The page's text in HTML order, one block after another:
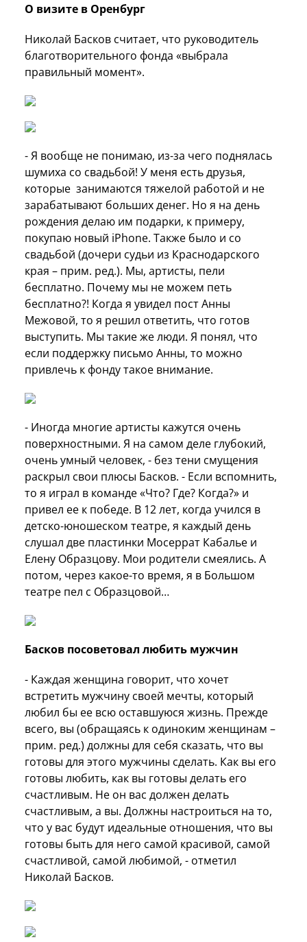
О визите в Оренбург
Николай Басков считает, что руководитель
благотворительного фонда «выбрала
правильный момент».
- Я вообще не понимаю, из-за чего поднялась
шумиха со свадьбой! У меня есть друзья,
которые занимаются тяжелой работой и не
зарабатывают больших денег. Но я на день
рождения делаю им подарки, к примеру,
покупаю новый iPhone. Также было и со
свадьбой (дочери судьи из Краснодарского
края – прим. ред.). Мы, артисты, пели
бесплатно. Почему мы не можем петь
бесплатно?! Когда я увидел пост Анны
Межовой, то я решил ответить, что готов
выступить. Мы такие же люди. Я понял, что
если поддержку письмо Анны, то можно
привлечь к фонду такое внимание.
- Иногда многие артисты кажутся очень
поверхностными. Я на самом деле глубокий,
очень умный человек, - без тени смущения
раскрыл свои плюсы Басков. - Если вспомнить,
то я играл в команде «Что? Где? Когда?» и
привел ее к победе. В 12 лет, когда учился в
детско-юношеском театре, я каждый день
слушал две пластинки Мосеррат Кабалье и
Елену Образцову. Мои родители смеялись. А
потом, через какое-то время, я в Большом
театре пел с Образцовой…
Басков посоветовал любить мужчин
- Каждая женщина говорит, что хочет
встретить мужчину своей мечты, который
любил бы ее всю оставшуюся жизнь. Прежде
всего, вы (обращаясь к одиноким женщинам –
прим. ред.) должны для себя сказать, что вы
готовы для этого мужчины сделать. Как вы его
готовы любить, как вы готовы делать его
счастливым. Не он вас должен делать
счастливым, а вы. Должны настроиться на то,
что у вас будут идеальные отношения, что вы
готовы быть для него самой красивой, самой
счастливой, самой любимой, - отметил
Николай Басков.